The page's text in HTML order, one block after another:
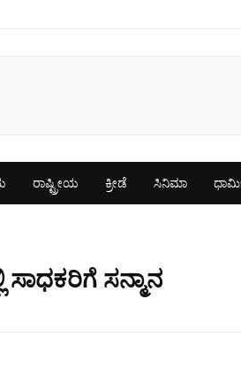
ರಾಷ್ಟ್ರೀಯ ಕ್ರೀಡೆ ಸಿನಿಮಾ
ಸನ್ಮಾನ